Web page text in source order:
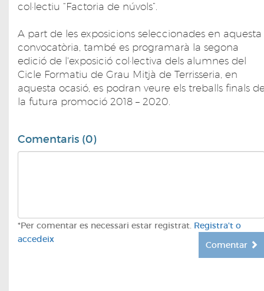
col·lectiu “Factoria de núvols”.
A part de les exposicions seleccionades en aquesta
convocatòria, també es programarà la segona
edició de l'exposició col·lectiva dels alumnes del
Cicle Formatiu de Grau Mitjà de Terrisseria, en
aquesta ocasió, es podran veure els treballs finals
la futura promoció 2018 – 2020.
Comentaris (0)
*Per comentar es necessari estar registrat. Registra't o
accedeix
Comentar